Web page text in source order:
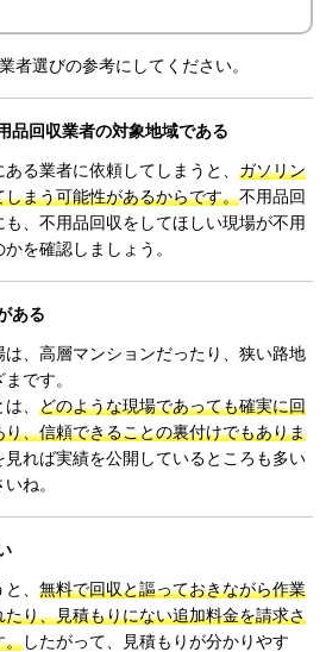
者選びの参考にしてください。
品回収業者の対象地域である
る業者に依頼してしまうと、ガソリン
まう可能性があるからです。不用品回
、不用品回収をしてほしい現場が不用
を確認しましょう。
ある
、高層マンションだったり、狭い路地
です。
は、どのような現場であっても確実に回
、信頼できることの裏付けでもありま
れば実績を公開しているところも多い
ね。
と、無料で回収と謳っておきながら作業
り、見積もりにない追加料金を請求さ
。したがって、見積もりが分かりやす